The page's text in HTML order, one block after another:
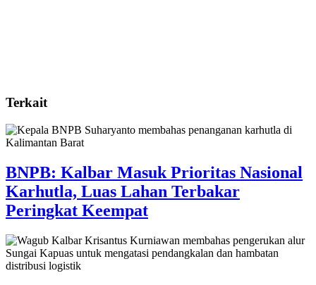
Terkait
BNPB: Kalbar Masuk Prioritas Nasional
Karhutla, Luas Lahan Terbakar
Peringkat Keempat